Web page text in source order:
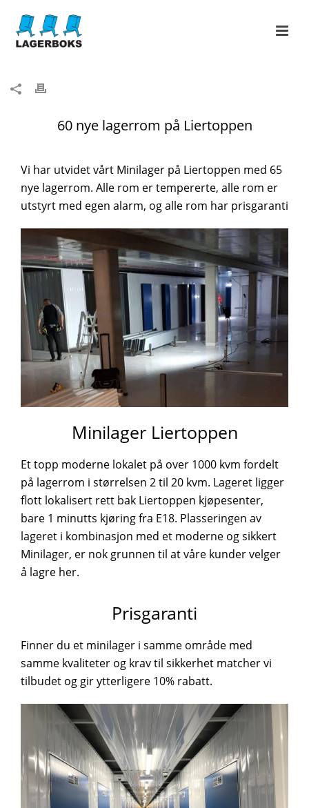
60 nye lagerrom på Liertoppen
Vi har utvidet vårt Minilager på Liertoppen med 65
nye lagerrom. Alle rom er tempererte, alle rom er
utstyrt med egen alarm, og alle rom har prisgaranti
Minilager Liertoppen
Et topp moderne lokalet på over 1000 kvm fordelt
på lagerrom i størrelsen 2 til 20 kvm. Lageret ligger
flott lokalisert rett bak Liertoppen kjøpesenter,
bare 1 minutts kjøring fra E18. Plasseringen av
lageret i kombinasjon med et moderne og sikkert
Minilager, er nok grunnen til at våre kunder velger
å lagre her.
Prisgaranti
Finner du et minilager i samme område med
samme kvaliteter og krav til sikkerhet matcher vi
tilbudet og gir ytterligere 10% rabatt.